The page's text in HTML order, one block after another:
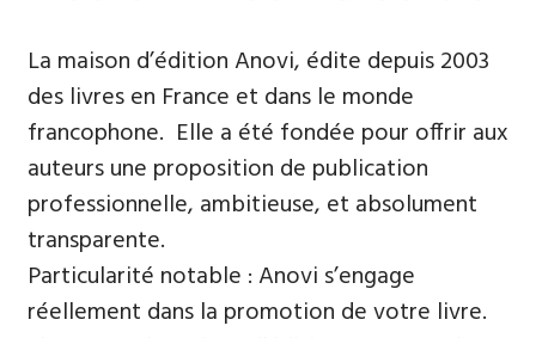
La maison d’édition Anovi, édite depuis 2003
des livres en France et dans le monde
francophone. Elle a été fondée pour offrir aux
auteurs une proposition de publication
professionnelle, ambitieuse, et absolument
transparente.
Particularité notable : Anovi s’engage
réellement dans la promotion de votre livre.